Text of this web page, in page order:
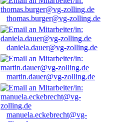
thomas.burger@vg-zolling.de
daniela.dauer@vg-zolling.de
martin.dauer@vg-zolling.de
manuela.eckebrecht@vg-